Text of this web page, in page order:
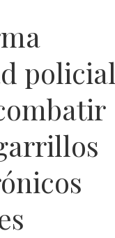
policial